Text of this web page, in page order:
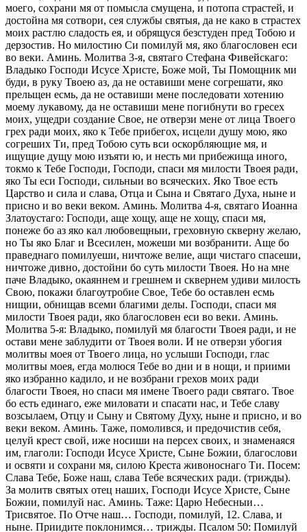
моего, сохрани мя от помысла смущена, и потопа страстей, и
достойна мя сотвори, сея службы святыя, да не како в страстех
моих растлю сладость ея, и обрящуся безстуден пред Тобою и
дерзостив. Но милостию Си помилуй мя, яко благословен еси
во веки. Аминь. Молитва 3-я, святаго Стефана Фивейскаго:
Владыко Господи Исусе Христе, Боже мой, Ты Помощник ми
буди, в руку Твоею аз, да не оставиши мене согрешати, яко
прельщен есмь, да не оставиши мене последовати хотению
моему лукавому, да не оставиши мене погибнути во гресех
моих, ущедри создание Свое, не отверзи мене от лица Твоего
грех ради моих, яко к Тебе прибегох, исцели душу мою, яко
согреших Ти, пред Тобою суть вси оскорбляющие мя, и
ищущие дущу мою изъяти ю, и несть ми прибежища иного,
токмо к Тебе Господи, Господи, спаси мя милости Твоея ради,
яко Ты еси Господи, сильныи во всяческих. Яко Твое есть
Царство и сила и слава, Отца и Сына и Святаго Духа, ныне и
присно и во веки веком. Аминь. Молитва 4-я, святаго Иоанна
Златоустаго: Господи, аще хощу, аще не хощу, спаси мя,
понеже бо аз яко кал любовещныи, греховную скверну желаю,
но Ты яко Благ и Всесилен, можеши ми возбранити. Аще бо
праведнаго помилуеши, ничтоже велие, ащи чистаго спасеши,
ничтоже дивно, достойни бо суть милости Твоея. Но на мне
паче Владыко, окаяннем и грешнем и сквернем удиви милость
Свою, покажи благоутробие Свое, Тебе бо оставлен есмь
нищии, обнищав всеми благими делы. Господи, спаси мя
милости Твоея ради, яко благословен еси во веки. Аминь.
Молитва 5-я: Владыко, помилуй мя благости Твоея ради, и не
остави мене заблудити от Твоея воли. И не отверзи убогия
молитвы моея от Твоего лица, но услыши Господи, глас
молитвы моея, егда молюся Тебе во дни и в нощи, и приими
яко избранно кадило, и не возбрани грехов моих ради
благости Твоея, но спаси мя имене Твоего ради святаго. Твое
бо есть единаго, еже миловати и спасати нас, и Тебе славу
возсылаем, Отцу и Сыну и Святому Духу, ныне и присно, и во
веки веком. Аминь. Таже, помолився, и предочистив себя,
целуй крест свой, иже носиши на персех своих, и знаменаяся
им, глаголи: Господи Исусе Христе, Сыне Божии, благослови
и освяти и сохрани мя, силою Креста живоноснаго Ти. Посем:
Слава Тебе, Боже наш, слава Тебе всяческих ради. (трижды).
За молитв святых отец наших, Господи Исусе Христе, Сыне
Божии, помилуй нас. Аминь. Таже: Царю Небесныи…
Трисвятое. По Отче наш… Господи, помилуй, 12. Слава, и
ныне. Приидите поклонимся… трижды. Псалом 50: Помилуй